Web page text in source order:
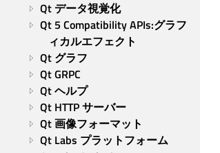
Qt データ視覚化
Qt 5 Compatibility APIs:グラフ
ィカルエフェクト
Qt グラフ
Qt GRPC
Qt ヘルプ
Qt HTTP サーバー
Qt 画像フォーマット
Qt Labs プラットフォーム